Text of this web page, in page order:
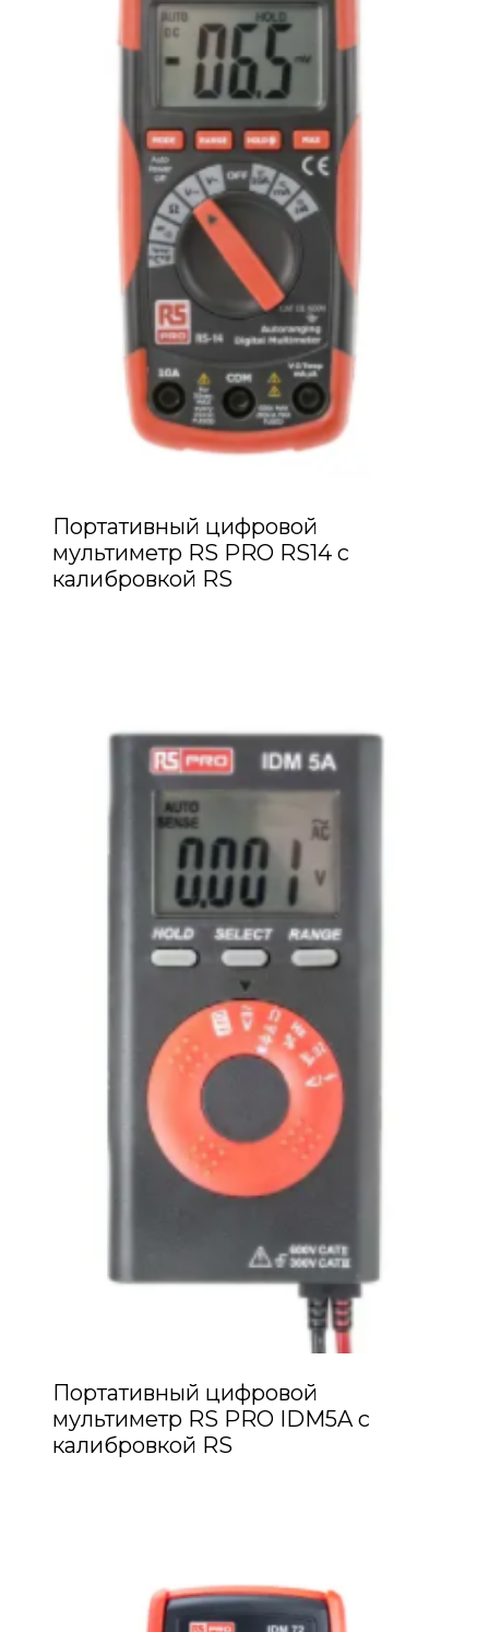
Портативный цифровой
мультиметр RS PRO RS14 с
калибровкой RS
Портативный цифровой
мультиметр RS PRO IDM5A с
калибровкой RS